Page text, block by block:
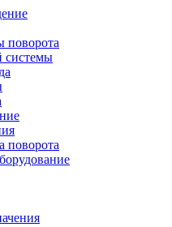
поворота
системы
поворота